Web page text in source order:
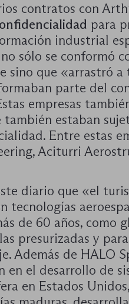
contratos con
para
industrial
sólo se conformó
sino que «arrastró a
parte del
empresas
también estaban
Entre estas
Aciturri
diario que «el
tecnologías
de 60 años, como
presurizadas y
Además de HALO
en el desarrollo de
en Estados